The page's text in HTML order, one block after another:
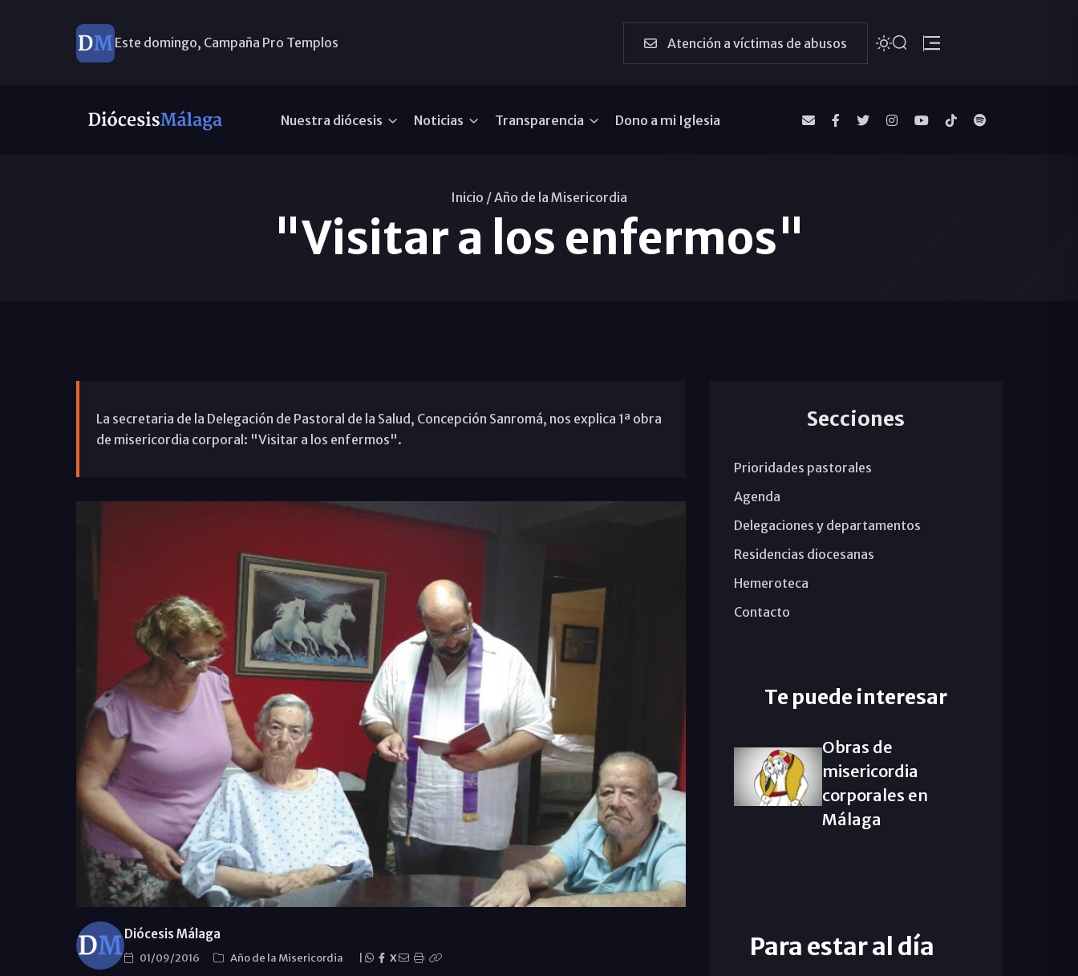
Este domingo, Campaña Pro Templos Atención a víctimas de abusos
Nuestra diócesis Noticias Transparencia Dono a mi Iglesia
Inicio /Año de la Misericordia
"Visitar a los enfermos"
La secretaria de la Delegación de Pastoral de la Salud, Concepción Sanromá, nos explica 1ª obra
de misericordia corporal: "Visitar a los enfermos".
Diócesis Málaga
01/09/2016 Año de la Misericordia X
Secciones
Prioridades pastorales
Agenda
Delegaciones y departamentos
Residencias diocesanas
Hemeroteca
Contacto
Te puede interesar
Obras de
misericordia
corporales en
Málaga
Para estar al día